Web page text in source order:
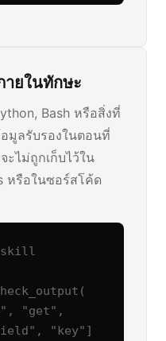
ายในทักษะ
Bash หรือสิ่งที่
มูลรับรองในตอนที่
ะไม่ถูกเก็บไว้ใน
หรือในซอร์สโค้ด
skill
"key"]